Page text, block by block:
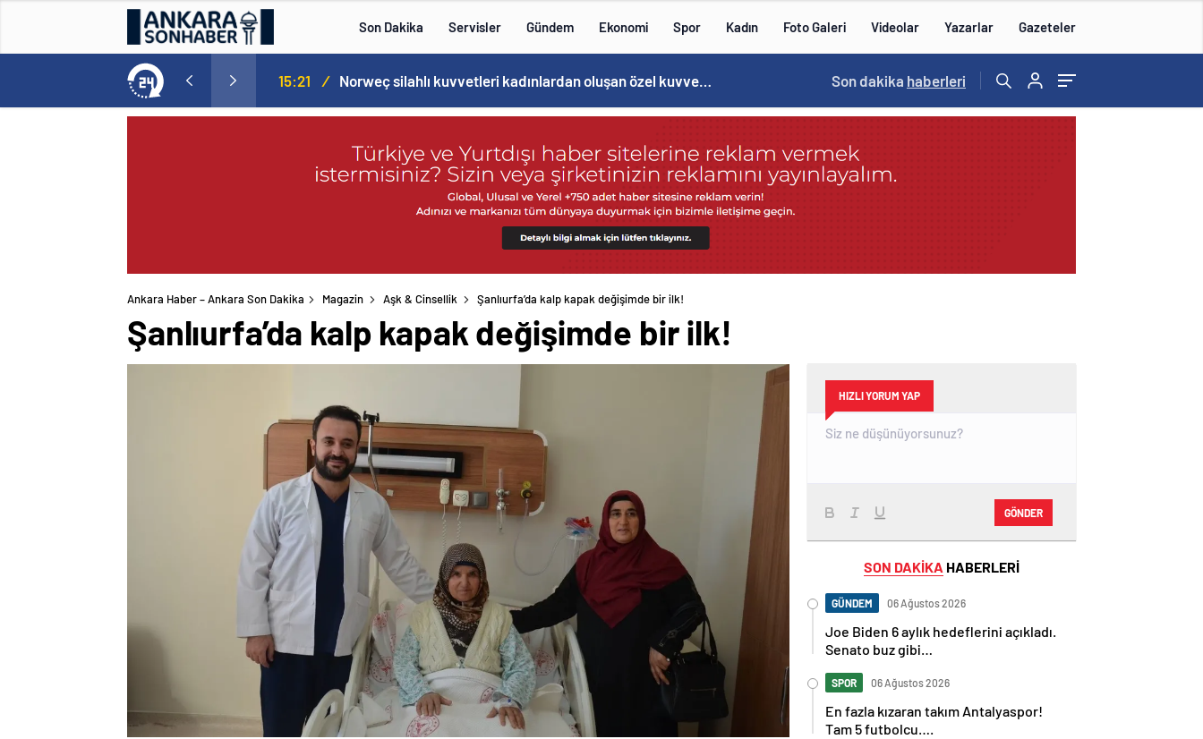
Son Dakika Servisler Gündem Ekonomi Spor Kadın Foto Galeri Videolar Yazarlar Gazeteler
Tam 5 futbolcu…. 15:21 / Norweç silahlı kuvvetleri kadınlardan oluşan özel kuvvetler eğitimlerini başlattı. 15:20 /
Son dakika haberleri
Ankara Haber – Ankara Son Dakika Magazin Aşk & Cinsellik Şanlıurfa’da kalp kapak değişimde bir ilk!
Şanlıurfa’da kalp kapak değişimde bir ilk!
HIZLI YORUM YAP
GÖNDER
SON DAKİKA HABERLERİ
GÜNDEM 06 Ağustos 2026
Joe Biden 6 aylık hedeflerini açıkladı.
Senato buz gibi…
SPOR 06 Ağustos 2026
En fazla kızaran takım Antalyaspor!
Tam 5 futbolcu….